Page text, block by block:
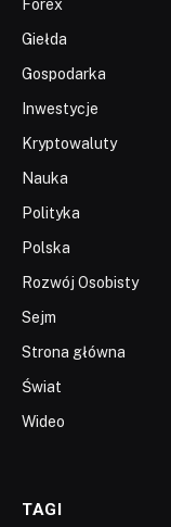
Forex
Giełda
Gospodarka
Inwestycje
Kryptowaluty
Nauka
Polityka
Polska
Rozwój Osobisty
Sejm
Strona główna
Świat
Wideo
TAGI